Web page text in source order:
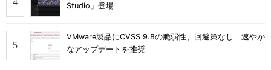
Studio」登場
VMware製品にCVSS 9.8の脆弱性、回避策なし 速やか
なアップデートを推奨